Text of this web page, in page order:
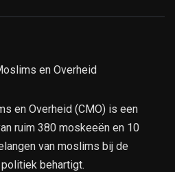
en Overheid (CMO) is een
ruim 380 moskeeën en 10
van moslims bij de
behartigt.